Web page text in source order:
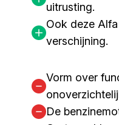
uitrusting.
Ook deze
verschijning.
Vorm over
De